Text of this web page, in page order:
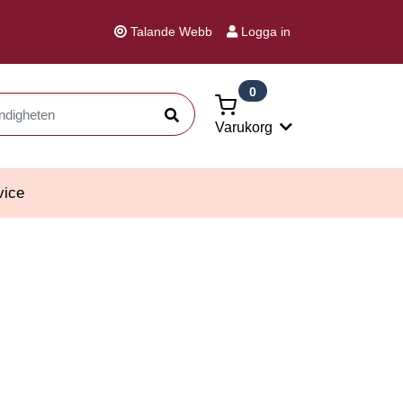
Talande Webb Logga in
Sök
Varukorg
0